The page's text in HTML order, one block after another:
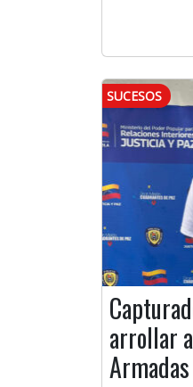
SUCESOS
arrollar
Armadas